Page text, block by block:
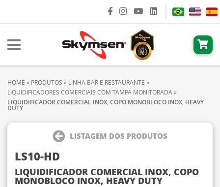
HOME » PRODUTOS » LINHA BAR E RESTAURANTE »
LIQUIDIFICADORES COMERCIAIS COM TAMPA MONITORADA»
LIQUIDIFICADOR COMERCIAL INOX, COPO MONOBLOCO INOX, HEAVY
DUTY
LISTAGEM DOS PRODUTOS
LS10-HD
LIQUIDIFICADOR COMERCIAL INOX, COPO
MONOBLOCO INOX, HEAVY DUTY